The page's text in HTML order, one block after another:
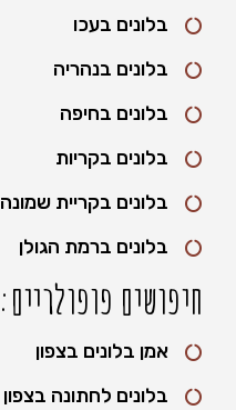
בלונים בעכו
בלונים בנהריה
בלונים בחיפה
בלונים בקריות
בלונים בקריית שמונה
בלונים ברמת הגולן
חיפושים פופולריים:
אמן בלונים בצפון
בלונים לחתונה בצפון